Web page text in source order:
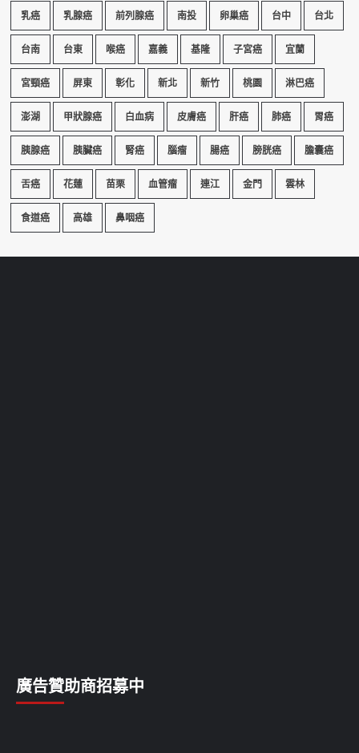
乳癌 乳腺癌 前列腺癌 南投 卵巢癌 台中 台北
台南 台東 喉癌 嘉義 基隆 子宮癌 宜蘭
宮頸癌 屏東 彰化 新北 新竹 桃園 淋巴癌
澎湖 甲狀腺癌 白血病 皮膚癌 肝癌 肺癌 胃癌
胰腺癌 胰臟癌 腎癌 腦瘤 腸癌 膀胱癌 膽囊癌
舌癌 花蓮 苗栗 血管瘤 連江 金門 雲林
食道癌 高雄 鼻咽癌
廣告贊助商招募中